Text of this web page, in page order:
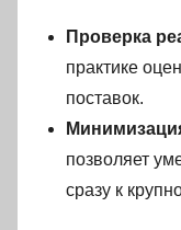
Проверка
практике
поставок.
позволяет
сразу к